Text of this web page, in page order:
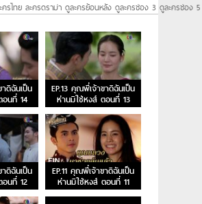
ครไทย ละครดราม่า ดูละครย้อนหลัง ดูละครช่อง 3 ดูละครช่อง
ดิฉันเป็น
นที่ 14
EP.13 คุณพี่เจ้าขาดิฉันเป็น
ห่านมิใช่หงส์ ตอนที่ 13
ดิฉันเป็น
นที่ 12
EP.11 คุณพี่เจ้าขาดิฉันเป็น
ห่านมิใช่หงส์ ตอนที่ 11